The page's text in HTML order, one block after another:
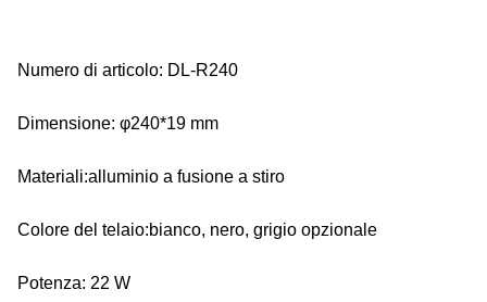
Numero di articolo: DL-R240
Dimensione: φ240*19 mm
Materiali:alluminio a fusione a stiro
Colore del telaio:bianco, nero, grigio opzionale
Potenza: 22 W